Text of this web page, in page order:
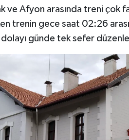
ve Afyon arasında treni çok
trenin gece saat 02:26
günde tek sefer